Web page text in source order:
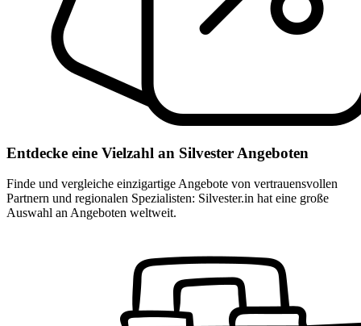
Entdecke eine Vielzahl an Silvester Angeboten
Finde und vergleiche einzigartige Angebote von vertrauensvollen
Partnern und regionalen Spezialisten: Silvester.in hat eine große
Auswahl an Angeboten weltweit.